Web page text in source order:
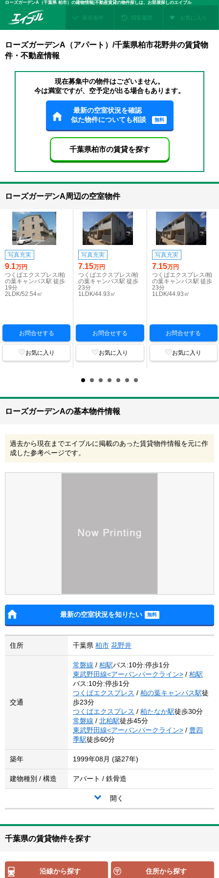
ローズガーデンA（千葉県 柏市）の建物情報|不動産賃貸の物件探しは、お部屋探しのエイブル
保存条件 閲覧履歴 お気に入り
ローズガーデンA（アパート）/千葉県柏市花野井の賃貸物
件・不動産情報
現在募集中の物件はございません。
今は満室ですが、空予定が出る場合もあります。
最新の空室状況を確認
似た物件についても相談
無料
千葉県柏市の賃貸を探す
ローズガーデンA周辺の空室物件
写真充実
9.1万円
つくばエクスプレス/柏
の葉キャンパス駅 徒歩
19分
2LDK/52.54㎡
お問合せする
お気に入り
写真充実
7.15万円
つくばエクスプレス/柏
の葉キャンパス駅 徒歩
23分
1LDK/44.93㎡
お問合せする
お気に入り
写真充実
7.15万円
つくばエクスプレス/柏
の葉キャンパス駅 徒歩
23分
1LDK/44.93㎡
お問合せする
お気に入り
ローズガーデンAの基本物件情報
過去から現在までエイブルに掲載のあった賃貸物件情報を元に作
成した参考ページです。
最新の空室状況を知りたい
住所 千葉県 柏市 花野井
交通
常磐線 / 柏駅バス:10分:停歩1分
東武野田線<アーバンパークライン> / 柏駅
バス:10分:停歩1分
つくばエクスプレス / 柏の葉キャンパス駅徒
歩23分
つくばエクスプレス / 柏たなか駅徒歩30分
常磐線 / 北柏駅徒歩45分
東武野田線<アーバンパークライン> / 豊四
季駅徒歩60分
築年 1999年08月 (築27年)
建物種別 / 構造 アパート / 鉄骨造
開く
千葉県の賃貸物件を探す
沿線から探す 住所から探す